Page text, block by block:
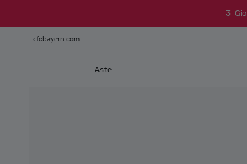
3
fcbayern.com
Aste